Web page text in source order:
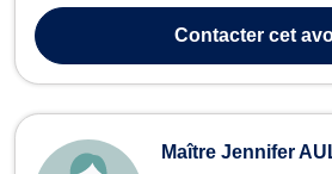
consentement mutuel, au divorce pour
la rupture du m...
Contactercet
Maître Jennifer